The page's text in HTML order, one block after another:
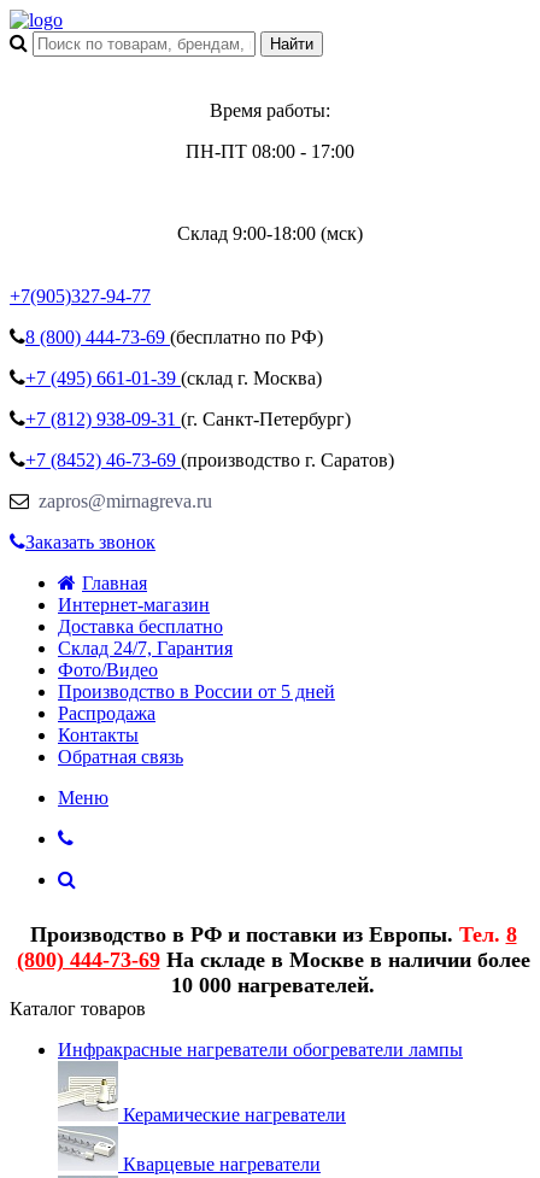
Время работы:
ПН-ПТ 08:00 - 17:00
Склад 9:00-18:00 (мск)
+7(905)327-94-77
8 (800) 444-73-69 (бесплатно по РФ)
+7 (495) 661-01-39 (склад г. Москва)
+7 (812) 938-09-31 (г. Санкт-Петербург)
+7 (8452) 46-73-69 (производство г. Саратов)
zapros@mirnagreva.ru
Заказать звонок
Главная
Интернет-магазин
Доставка бесплатно
Склад 24/7, Гарантия
Фото/Видео
Производство в России от 5 дней
Распродажа
Контакты
Обратная связь
Меню
Производство в РФ и поставки из Европы. Тел. 8
(800) 444-73-69На складе в Москве в наличии более
10 000 нагревателей.
Каталог товаров
Инфракрасные нагреватели обогреватели лампы
Керамические нагреватели
Кварцевые нагреватели